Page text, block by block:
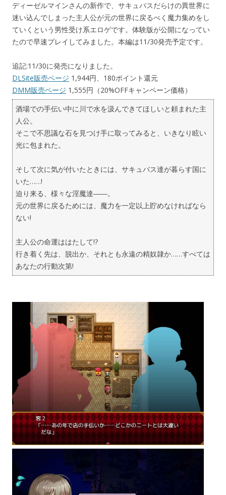
ディーゼルマインさんの新作で、サキュバスだらけの異世界に
迷い込んでしまった主人公が元の世界に戻るべく魔力集めをし
ていくという男性受け系エロゲです。体験版が公開になってい
たので早速プレイしてみました。本編は11/30発売予定です。
追記:11/30に発売になりました。
DLSite販売ページ 1,944円、180ポイント還元
DMM販売ページ 1,555円（20%OFFキャンペーン価格）
酒場での手伝い中に川で水を汲んできてほしいと頼まれた主
人公。
そこで不思議な石を見つけ手に取ってみると、いきなり眩い
光に包まれた。
そして次に気が付いたときには、サキュバス達が暮らす国に
いた……!
迫り来る、様々な淫魔達――。
元の世界に戻るためには、魔力を一定以上貯めなければなら
ない!
主人公の命運ははたして!?
行き着く先は、脱出か、それとも永遠の精奴隷か……すべては
あなたの行動次第!